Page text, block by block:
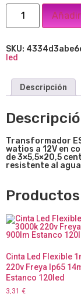
SKU:
led
Descripción
Transformador
watios a 12V en
de3×5,5×20,5
resistente al
Cinta Led Flexible
220v Freya Ip65
Estanco 120led
3,31 €